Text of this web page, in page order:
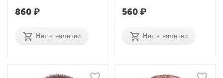
860₽
Нет в наличии
560₽
Нет в наличии